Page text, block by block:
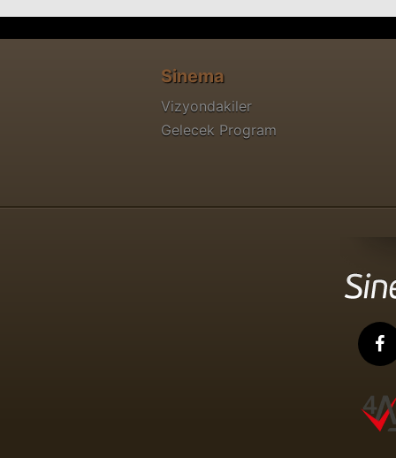
Sinema
Vizyondakiler
Gelecek Program